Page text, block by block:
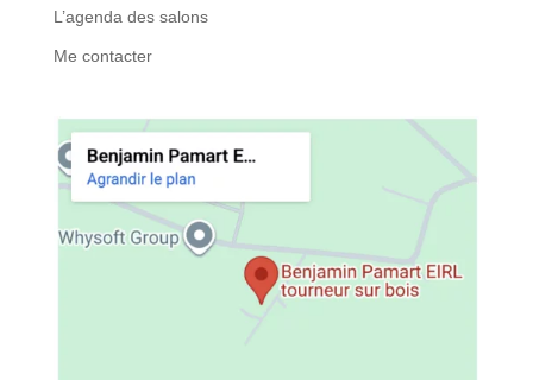
L’agenda des salons
Me contacter